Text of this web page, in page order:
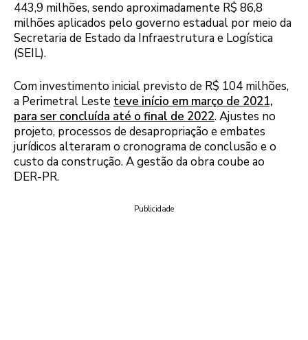
443,9 milhões, sendo aproximadamente R$ 86,8
milhões aplicados pelo governo estadual por meio da
Secretaria de Estado da Infraestrutura e Logística
(SEIL).
Com investimento inicial previsto de R$ 104 milhões,
a Perimetral Leste teve início em março de 2021,
para ser concluída até o final de 2022. Ajustes no
projeto, processos de desapropriação e embates
jurídicos alteraram o cronograma de conclusão e o
custo da construção. A gestão da obra coube ao
DER-PR.
Publicidade